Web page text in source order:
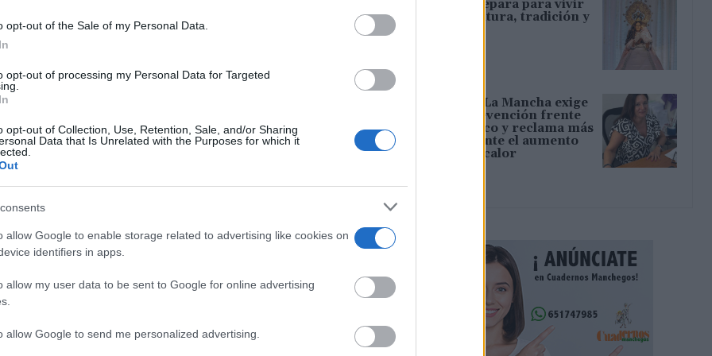
opt-out of the Sale of my Personal Data.
opt-out of processing my Personal Data for Targeted
opt-out of Collection, Use, Retention, Sale, and/or Sharing
Data that Is Unrelated with the Purposes for which it
allow Google to enable storage related to advertising like cookies on
identifiers in apps.
allow my user data to be sent to Google for online advertising
allow Google to send me personalized advertising.
arrancan las fiestas del Barrio Maternidad de la localidad
de Tomelloso que podrán disfrutarse del 20 al 22 de este...
Maternidad de Tomelloso celebra
es tradición el manteo del pelele
- 20/04/2025
volvemos con más ganas a seguir disfrutando de nuestras
de Maternidad presenta
para su cartel anunciador
Tamajón se prepara para vivir
diez días de cultura, tradición y
convivencia
CCOO Castilla-La Mancha exige
reforzar la prevención frente
al estrés térmico y reclama más
inspecciones ante el aumento
del riesgo por calor